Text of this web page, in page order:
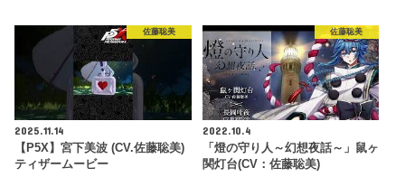
佐藤聡美
2025.11.14
【P5X】宮下美波 (CV.佐藤聡美)
ティザームービー
佐藤聡美
2022.10.4
「燈の守り人～幻想夜話～」鼠ヶ
関灯台(CV：佐藤聡美)